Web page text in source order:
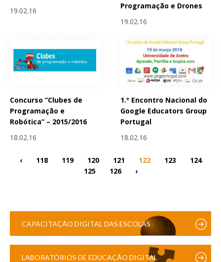
19.02.16
Programação e Drones
19.02.16
Concurso “Clubes de
Programação e
Robótica” – 2015/2016
18.02.16
1.º Encontro Nacional do
Google Educators Group
Portugal
18.02.16
‹ 118 119 120 121 122 123
124
125
126 ›
CAPACITAÇÃO DIGITAL DAS ESCOLAS
LABORATÓRIOS DE EDUCAÇÃO DIGITAL